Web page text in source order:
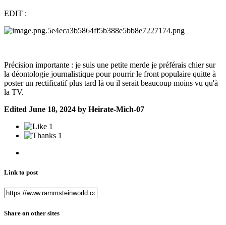
EDIT :
Précision importante : je suis une petite merde je préférais chier sur
la déontologie journalistique pour pourrir le front populaire quitte à
poster un rectificatif plus tard là ou il serait beaucoup moins vu qu'à
la TV.
Edited June 18, 2024 by Heirate-Mich-07
1
1
Link to post
Share on other sites